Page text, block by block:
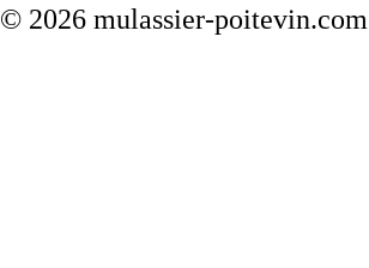
© 2026 mulassier-